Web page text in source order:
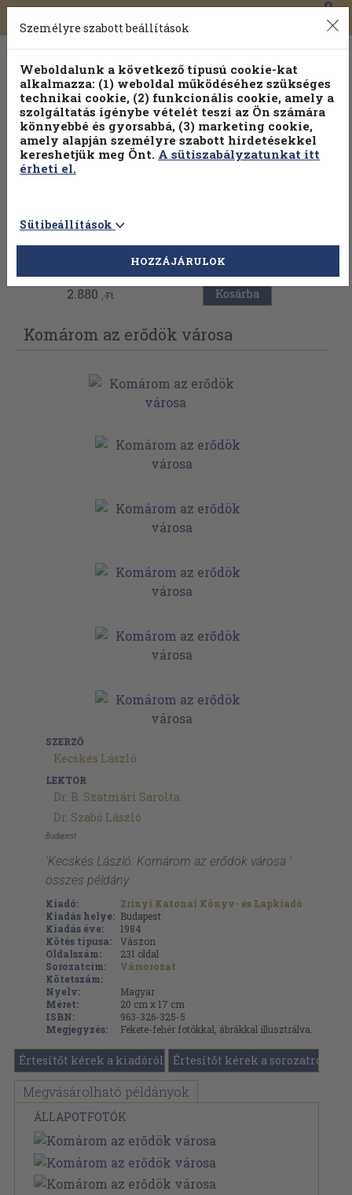
Toggle
navigation
0
Vissza az előző oldalra
2.880 ,-Ft Kosárba
Komárom az erődök városa
SZERZŐ
Kecskés László
LEKTOR
Dr. B. Szatmári Sarolta
Dr. Szabó László
Budapest
'Kecskés László: Komárom az erődök városa '
összes példány
Kiadó:
Zrínyi Katonai Könyv- és Lapkiadó
Kiadás helye: Budapest
Kiadás éve:
1984
Kötés típusa:
Vászon
Oldalszám:
231 oldal
Sorozatcím:
Vársorozat
Kötetszám:
Nyelv:
Magyar
Méret:
20 cm x 17 cm
ISBN:
963-326-325-5
Megjegyzés:
Fekete-fehér fotókkal, ábrákkal illusztrálva.
Értesítőt kérek a kiadóról Értesítőt kérek a sorozatról
Megvásárolható példányok
ÁLLAPOTFOTÓK
Személyre szabott beállítások
Weboldalunk a következő típusú cookie-kat
alkalmazza: (1) weboldal működéséhez szükséges
technikai cookie, (2) funkcionális cookie, amely a
szolgáltatás igénybe vételét teszi az Ön számára
könnyebbé és gyorsabbá, (3) marketing cookie,
amely alapján személyre szabott hirdetésekkel
kereshetjük meg Önt. A sütiszabályzatunkat itt
érheti el.
Sütibeállítások
HOZZÁJÁRULOK